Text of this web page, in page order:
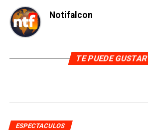
Notifalcon
TE PUEDE GUSTAR
ESPECTACULOS